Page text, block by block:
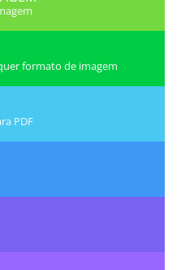
formato de imagem
PDF